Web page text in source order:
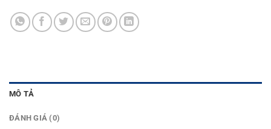
MÔ TẢ
ĐÁNH GIÁ (0)